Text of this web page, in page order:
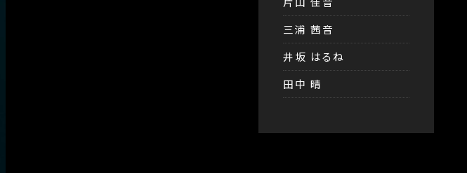
三浦 茜音
井坂 はるね
田中 晴